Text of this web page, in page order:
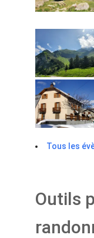
Tous les
Outils